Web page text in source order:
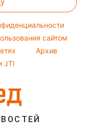
сайтом
Архив
JTI